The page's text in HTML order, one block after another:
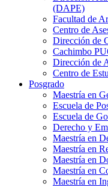
(DAPE)
Facultad de
Centro de
Dirección de
Cachimbo
Dirección de
Centro de
Posgrado
Maestría en
Escuela de
Escuela de
Derecho y
Maestría en
Maestría en
Maestría en
Maestría en
Maestría en